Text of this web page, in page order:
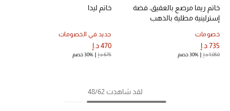
خاتم ريما مرصع بالعقيق، فضة
إسترلينية مطلية بالذهب
خصومات
735 د.إ
1,050 د.إ 30% خصم
خاتم ليدا
جديد في الخصومات
470 د.إ
675 د.إ 30% خصم
لقد شاهدت 48/62